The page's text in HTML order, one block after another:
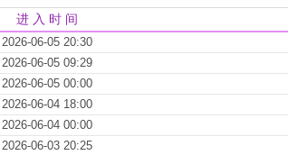
进 入 时 间
2026-06-05 20:30
2026-06-05 09:29
2026-06-05 00:00
2026-06-04 18:00
2026-06-04 00:00
2026-06-03 20:25